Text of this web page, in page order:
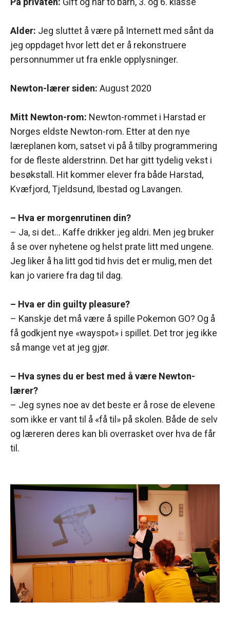
Alder: Jeg sluttet å være på Internett med sånt da
jeg oppdaget hvor lett det er å rekonstruere
personnummer ut fra enkle opplysninger.
Newton-lærer siden: August 2020
Mitt Newton-rom: Newton-rommet i Harstad er
Norges eldste Newton-rom. Etter at den nye
læreplanen kom, satset vi på å tilby programmering
for de fleste alderstrinn. Det har gitt tydelig vekst i
besøkstall. Hit kommer elever fra både Harstad,
Kvæfjord, Tjeldsund, Ibestad og Lavangen.
– Hva er morgenrutinen din?
– Ja, si det… Kaffe drikker jeg aldri. Men jeg bruker
å se over nyhetene og helst prate litt med ungene.
Jeg liker å ha litt god tid hvis det er mulig, men det
kan jo variere fra dag til dag.
– Hva er din guilty pleasure?
– Kanskje det må være å spille Pokemon GO? Og å
få godkjent nye «wayspot» i spillet. Det tror jeg ikke
så mange vet at jeg gjør.
– Hva synes du er best med å være Newton-
lærer?
– Jeg synes noe av det beste er å rose de elevene
som ikke er vant til å «få til» på skolen. Både de selv
og læreren deres kan bli overrasket over hva de får
til.